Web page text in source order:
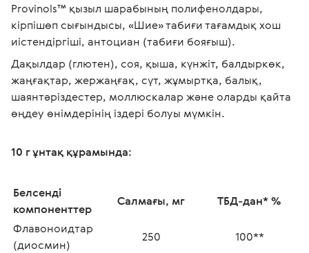
Provinols™ қызыл шарабының полифенолдары,
кірпішөп сығындысы, «Шие» табиғи тағамдық хош
иістендіргіші, антоциан (табиғи бояғыш).
Дақылдар (глютен), соя, қыша, күнжіт, балдыркөк,
жаңғақтар, жержаңғақ, сүт, жұмыртқа, балық,
шаянтәріздестер, моллюскалар және оларды қайта
өңдеу өнімдерінің іздері болуы мүмкін.
10 г ұнтақ құрамында:
Белсенді
компоненттер
Салмағы, мг
ТБД-дан* %
Флавоноидтар
(диосмин)
250
100**